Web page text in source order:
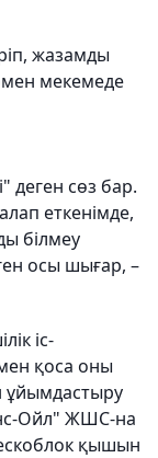
жазамды
мекемеде
деген сөз бар.
еткенімде,
білмеу
осы шығар, –
іс-
қоса оны
ұйымдастыру
Ойл" ЖШС-на
қышын